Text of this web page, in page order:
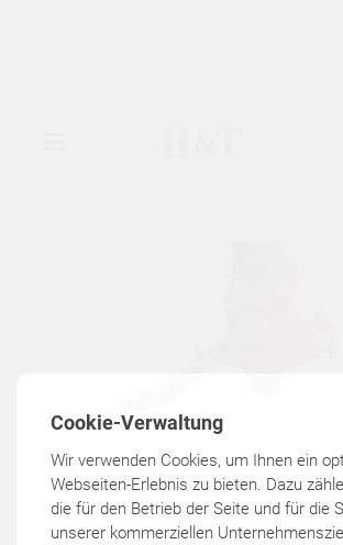
KATALOGE
KONTAKT
582 outdoor
Cookie-Verwaltung
Wir verwenden Cookies, um Ihnen ein
Webseiten-Erlebnis zu bieten. Dazu
die für den Betrieb der Seite und für die
unserer kommerziellen